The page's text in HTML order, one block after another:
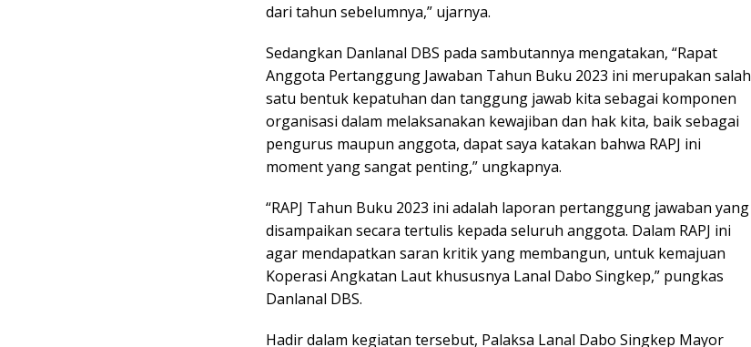
dari tahun sebelumnya,” ujarnya.
Sedangkan Danlanal DBS pada sambutannya mengatakan, “Rapat
Anggota Pertanggung Jawaban Tahun Buku 2023 ini merupakan salah
satu bentuk kepatuhan dan tanggung jawab kita sebagai komponen
organisasi dalam melaksanakan kewajiban dan hak kita, baik sebagai
pengurus maupun anggota, dapat saya katakan bahwa RAPJ ini
moment yang sangat penting,” ungkapnya.
“RAPJ Tahun Buku 2023 ini adalah laporan pertanggung jawaban yang
disampaikan secara tertulis kepada seluruh anggota. Dalam RAPJ ini
agar mendapatkan saran kritik yang membangun, untuk kemajuan
Koperasi Angkatan Laut khususnya Lanal Dabo Singkep,” pungkas
Danlanal DBS.
Hadir dalam kegiatan tersebut, Palaksa Lanal Dabo Singkep Mayor